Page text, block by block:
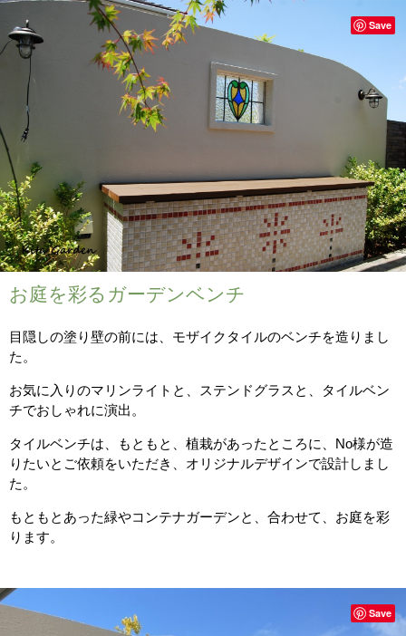
お庭を彩るガーデンベンチ
目隠しの塗り壁の前には、モザイクタイルのベンチを造りまし
た。
お気に入りのマリンライトと、ステンドグラスと、タイルベン
チでおしゃれに演出。
タイルベンチは、もともと、植栽があったところに、No様が造
りたいとご依頼をいただき、オリジナルデザインで設計しまし
た。
もともとあった緑やコンテナガーデンと、合わせて、お庭を彩
ります。
Save
Save